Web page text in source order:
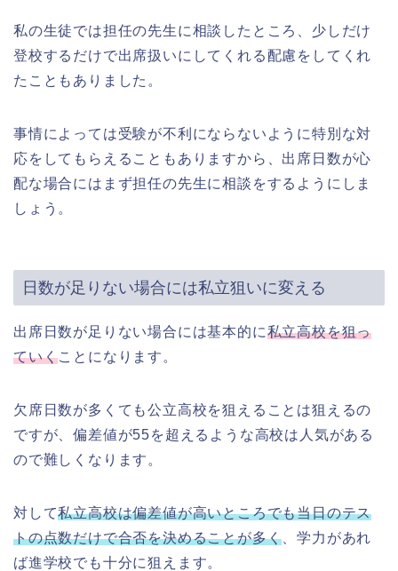
私の生徒では担任の先生に相談したところ、少しだけ
登校するだけで出席扱いにしてくれる配慮をしてくれ
たこともありました。
事情によっては受験が不利にならないように特別な対
応をしてもらえることもありますから、出席日数が心
配な場合にはまず担任の先生に相談をするようにしま
しょう。
日数が足りない場合には私立狙いに変える
出席日数が足りない場合には基本的に私立高校を狙っ
ていくことになります。
欠席日数が多くても公立高校を狙えることは狙えるの
ですが、偏差値が55を超えるような高校は人気がある
ので難しくなります。
対して私立高校は偏差値が高いところでも当日のテス
トの点数だけで合否を決めることが多く 、学力があれ
ば進学校でも十分に狙えます。